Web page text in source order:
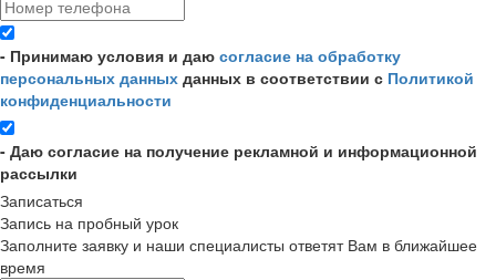
- Принимаю условия и даю согласие на обработку
персональных данных данных в соответствии с Политикой
конфиденциальности
- Даю согласие на получение рекламной и информационной
рассылки
Записаться
Запись на пробный урок
Заполните заявку и наши специалисты ответят Вам в ближайшее
время